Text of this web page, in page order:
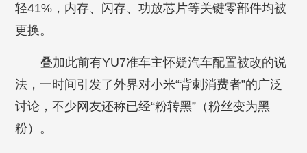
轻41%，内存、闪存、功放芯片等关键零部件均被
更换。
叠加此前有YU7准车主怀疑汽车配置被改的说
法，一时间引发了外界对小米“背刺消费者”的广泛
讨论，不少网友还称已经“粉转黑”（粉丝变为黑
粉）。